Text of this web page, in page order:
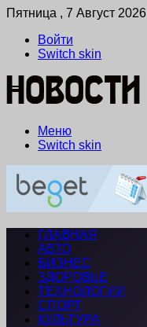
Пятница , 7 Август 2026
Войти
Switch skin
Меню
Switch skin
ГЛАВНАЯ
АВТО
БИЗНЕС
ЗДОРОВЬЕ
ТЕХНОЛОГИИ
СПОРТ
КУЛЬТУРА